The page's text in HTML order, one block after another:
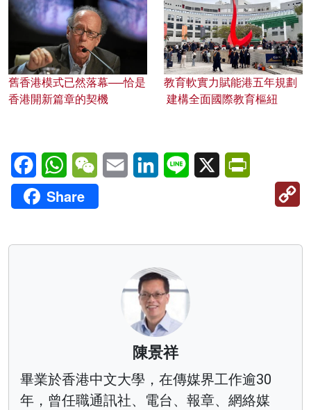
舊香港模式已然落幕──恰是
香港開新篇章的契機
教育軟實力賦能港五年規劃
建構全面國際教育樞紐
FacebookWhatsAppWeChatEmail LinkedInLine X
Share
陳景祥
畢業於香港中文大學，在傳媒界工作逾30
年，曾任職通訊社、電台、報章、網絡媒